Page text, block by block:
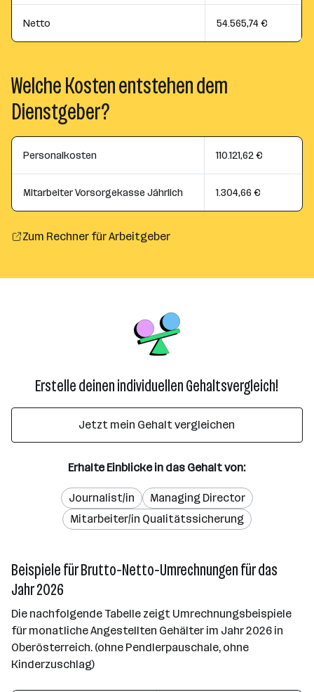
Netto 54.565,74 €
Welche Kosten entstehen dem
Dienstgeber?
Personalkosten 110.121,62 €
Mitarbeiter Vorsorgekasse Jährlich 1.304,66 €
Zum Rechner für Arbeitgeber
Erstelle deinen individuellen Gehaltsvergleich!
Jetzt mein Gehalt vergleichen
Erhalte Einblicke in das Gehalt von:
Journalist/in
Managing Director
Mitarbeiter/in Qualitätssicherung
Beispiele für Brutto-Netto-Umrechnungen für das
Jahr 2026
Die nachfolgende Tabelle zeigt Umrechnungsbeispiele
für monatliche Angestellten Gehälter im Jahr 2026 in
Oberösterreich. (ohne Pendlerpauschale, ohne
Kinderzuschlag)